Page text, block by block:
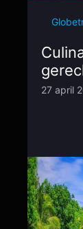
27 april